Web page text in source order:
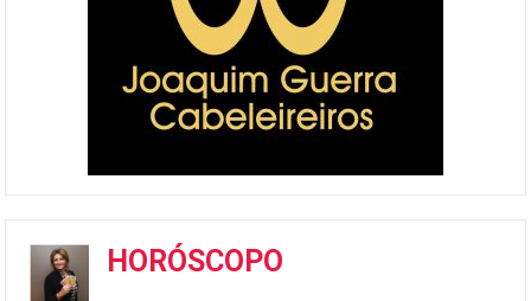
HORÓSCOPO